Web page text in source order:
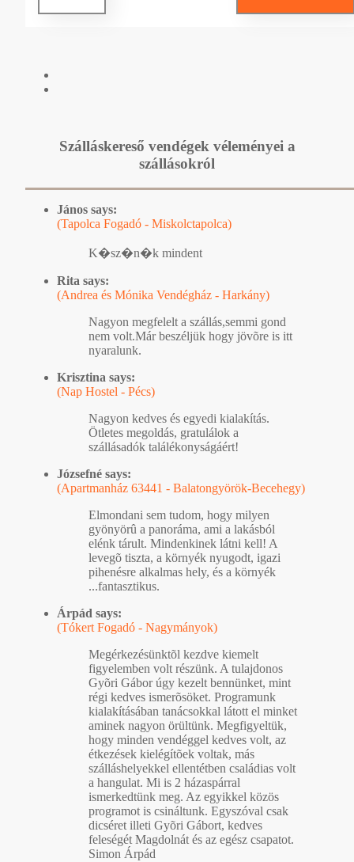
Szálláskereső vendégek véleményei a
szállásokról
János says:
(Tapolca Fogadó - Miskolctapolca)
K�sz�n�k mindent
Rita says:
(Andrea és Mónika Vendégház - Harkány)
Nagyon megfelelt a szállás,semmi gond
nem volt.Már beszéljük hogy jövõre is itt
nyaralunk.
Krisztina says:
(Nap Hostel - Pécs)
Nagyon kedves és egyedi kialakítás.
Ötletes megoldás, gratulálok a
szállásadók találékonyságáért!
Józsefné says:
(Apartmanház 63441 - Balatongyörök-Becehegy)
Elmondani sem tudom, hogy milyen
gyönyörû a panoráma, ami a lakásból
elénk tárult. Mindenkinek látni kell! A
levegõ tiszta, a környék nyugodt, igazi
pihenésre alkalmas hely, és a környék
...fantasztikus.
Árpád says:
(Tókert Fogadó - Nagymányok)
Megérkezésünktõl kezdve kiemelt
figyelemben volt részünk. A tulajdonos
Gyõri Gábor úgy kezelt bennünket, mint
régi kedves ismerõsöket. Programunk
kialakításában tanácsokkal látott el minket
aminek nagyon örültünk. Megfigyeltük,
hogy minden vendéggel kedves volt, az
étkezések kielégítõek voltak, más
szálláshelyekkel ellentétben családias volt
a hangulat. Mi is 2 házaspárral
ismerkedtünk meg. Az egyikkel közös
programot is csináltunk. Egyszóval csak
dicséret illeti Gyõri Gábort, kedves
feleségét Magdolnát és az egész csapatot.
Simon Árpád